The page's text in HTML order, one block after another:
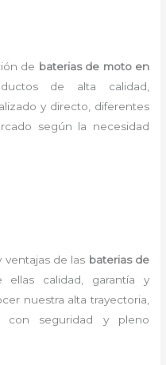
de baterias de motoen
de alta calidad,
y directo, diferentes
según la necesidad
ventajas de las baterias de
ellas calidad, garantía y
nuestra alta trayectoria,
seguridad y pleno